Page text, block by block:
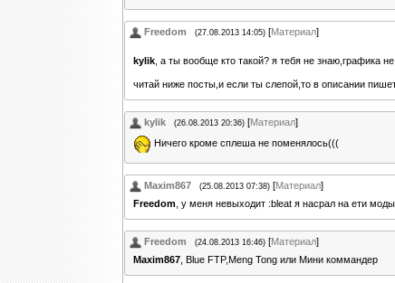
Freedom (27.08.2013 14:05) [Материал]
kylik , а ты вообще кто такой? я тебя не знаю,графика
читай ниже посты,и если ты слепой,то в описании
kylik (26.08.2013 20:36) [Материал]
Ничего кроме сплеша не поменялось(((
Maxim867 (25.08.2013 07:38) [Материал]
Freedom , у меня невыходит :bleat я насрал на ети
Freedom (24.08.2013 16:46) [Материал]
Maxim867 , Blue FTP,Meng Tong или Мини коммандер